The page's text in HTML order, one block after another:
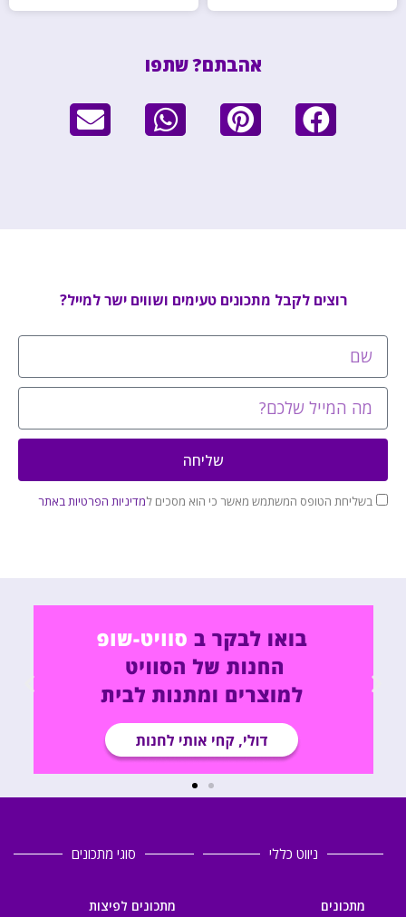
אהבתם? שתפו
רוצים לקבל מתכונים טעימים ושווים ישר למייל?
בשליחת הטופס המשתמש מאשר כי הוא מסכים למדיניות הפרטיות באתר
שליחה
ניווט כללי
מתכונים
סוגי מתכונים
מתכונים לפיצות